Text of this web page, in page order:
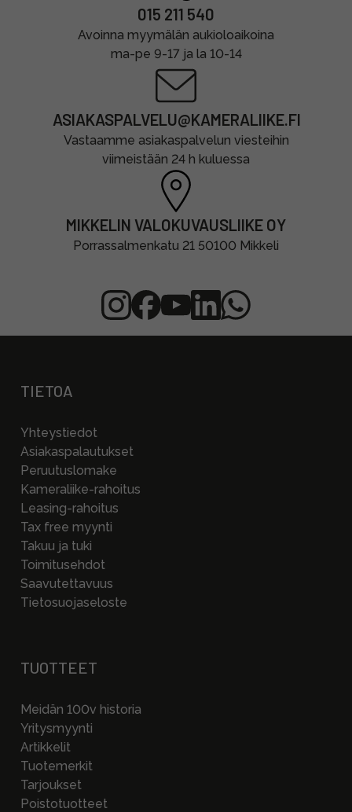
015 211 540
Avoinna myymälän aukioloaikoina
ma-pe 9-17 ja la 10-14
ASIAKASPALVELU@KAMERALIIKE.FI
Vastaamme asiakaspalvelun viesteihin
viimeistään 24 h kuluessa
MIKKELIN VALOKUVAUSLIIKE OY
Porrassalmenkatu 21 50100 Mikkeli
TIETOA
Yhteystiedot
Asiakaspalautukset
Peruutuslomake
Kameraliike-rahoitus
Leasing-rahoitus
Tax free myynti
Takuu ja tuki
Toimitusehdot
Saavutettavuus
Tietosuojaseloste
TUOTTEET
Meidän 100v historia
Yritysmyynti
Artikkelit
Tuotemerkit
Tarjoukset
Poistotuotteet